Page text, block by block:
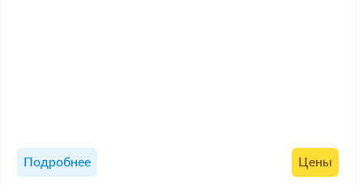
Подробнее Цены